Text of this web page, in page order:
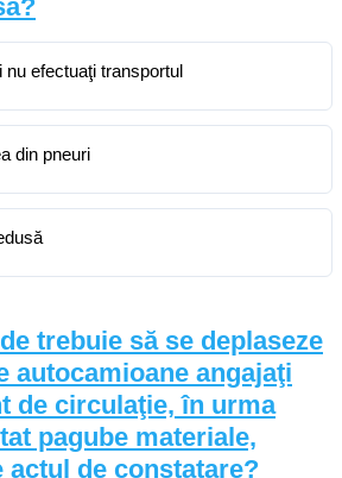
efectuaţi transportul
din pneuri
trebuie să se deplaseze
autocamioane angajaţi
de circulaţie, în urma
pagube materiale,
actul de constatare?